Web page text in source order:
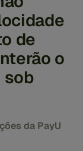
de
o
sob
da PayU